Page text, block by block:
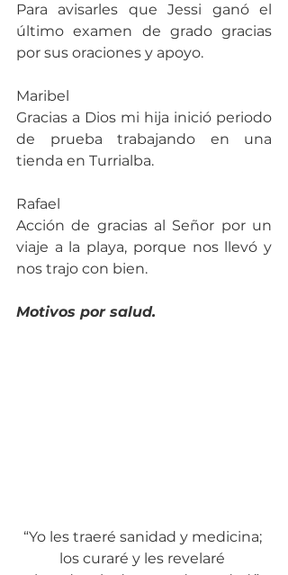
Para avisarles que Jessi ganó el
último examen de grado gracias
por sus oraciones y apoyo.
Maribel
Gracias a Dios mi hija inició periodo
de prueba trabajando en una
tienda en Turrialba.
Rafael
Acción de gracias al Señor por un
viaje a la playa, porque nos llevó y
nos trajo con bien.
Motivos por salud.
“Yo les traeré sanidad y medicina;
los curaré y les revelaré